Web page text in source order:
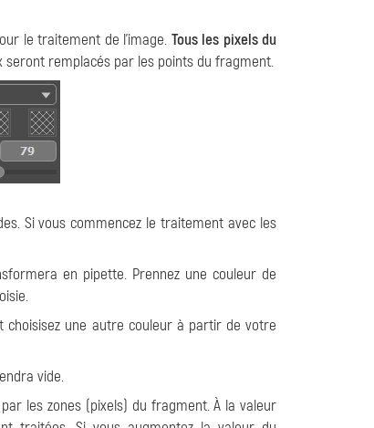
le traitement de l'image. Tous les pixels du
seront remplacés par les points du fragment.
Si vous commencez le traitement avec les
en pipette. Prennez une couleur de
choisisez une autre couleur à partir de votre
vide.
les zones (pixels) du fragment. À la valeur